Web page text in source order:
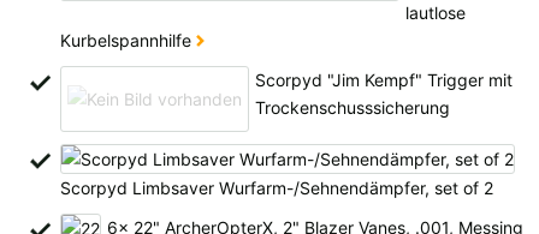
lautlose
Kurbelspannhilfe
Scorpyd "Jim Kempf" Trigger mit
Trockenschusssicherung
Scorpyd Limbsaver Wurfarm-/Sehnendämpfer, set of 2
6x 22" ArcherOpterX, 2" Blazer Vanes, .001, Messing
Sollte Ihr Land nicht verfübar sein, keine Sorge - wählen Sie einfach
"Schweiz" aus. Und erfragen die Versandkosten bei der Bestellung.